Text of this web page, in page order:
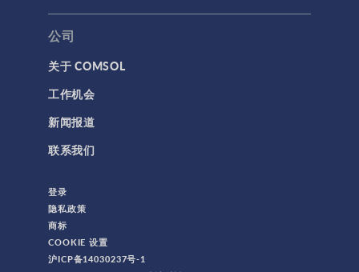
公司
关于 COMSOL
工作机会
新闻报道
联系我们
登录
隐私政策
商标
COOKIE 设置
沪ICP备14030237号-1